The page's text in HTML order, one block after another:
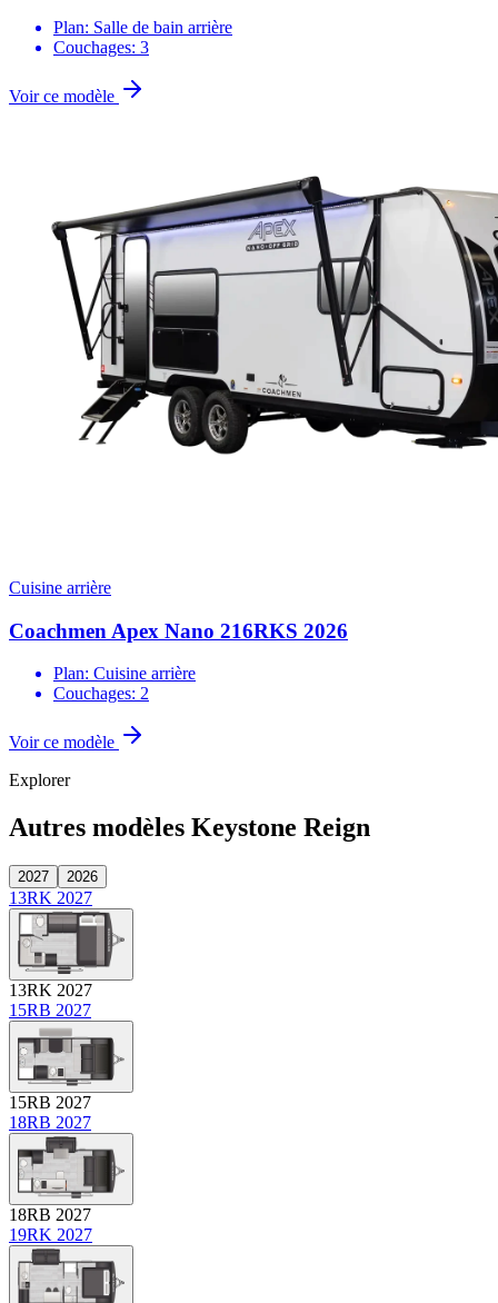
Plan: Salle de bain arrière
Couchages: 3
Voir ce modèle
Cuisine arrière
Coachmen Apex Nano 216RKS 2026
Plan: Cuisine arrière
Couchages: 2
Voir ce modèle
Explorer
Autres modèles Keystone Reign
2027 2026
13RK 2027
13RK 2027
15RB 2027
15RB 2027
18RB 2027
18RB 2027
19RK 2027